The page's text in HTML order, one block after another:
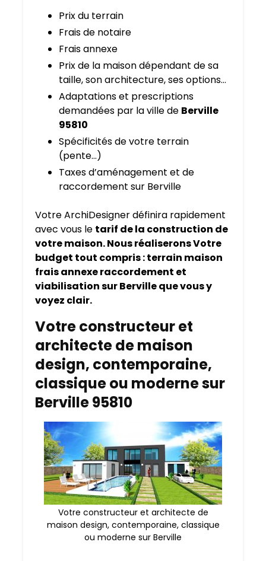
Prix du terrain
Frais de notaire
Frais annexe
Prix de la maison dépendant de sa
taille, son architecture, ses options…
Adaptations et prescriptions
demandées par la ville de Berville
95810
Spécificités de votre terrain
(pente…)
Taxes d’aménagement et de
raccordement sur Berville
Votre ArchiDesigner définira rapidement
avec vous le tarif de la construction de
votre maison. Nous réaliserons Votre
budget tout compris : terrain maison
frais annexe raccordement et
viabilisation sur Berville que vous y
voyez clair.
Votre constructeur et
architecte de maison
design, contemporaine,
classique ou moderne sur
Berville 95810
Votre constructeur et architecte de
maison design, contemporaine, classique
ou moderne sur Berville